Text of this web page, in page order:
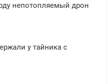
непотопляемый дрон
у тайника с